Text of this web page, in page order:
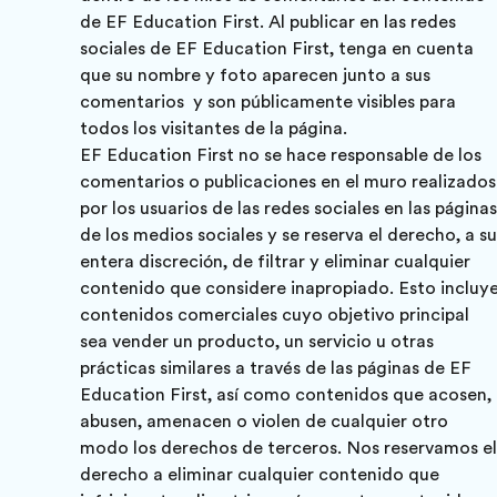
de EF Education First. Al publicar en las redes
sociales de EF Education First, tenga en cuenta
que su nombre y foto aparecen junto a sus
comentarios y son públicamente visibles para
todos los visitantes de la página.
EF Education First no se hace responsable de los
comentarios o publicaciones en el muro realizados
por los usuarios de las redes sociales en las páginas
de los medios sociales y se reserva el derecho, a su
entera discreción, de filtrar y eliminar cualquier
contenido que considere inapropiado. Esto
contenidos comerciales cuyo objetivo principal
sea vender un producto, un servicio u otras
prácticas similares a través de las páginas de EF
Education First, así como contenidos que acosen,
abusen, amenacen o violen de cualquier otro
modo los derechos de terceros. Nos reservamos el
derecho a eliminar cualquier contenido que